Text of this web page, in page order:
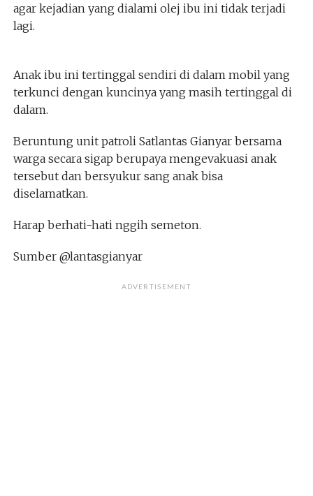
agar kejadian yang dialami olej ibu ini tidak terjadi
lagi.
Anak ibu ini tertinggal sendiri di dalam mobil yang
terkunci dengan kuncinya yang masih tertinggal di
dalam.
Beruntung unit patroli Satlantas Gianyar bersama
warga secara sigap berupaya mengevakuasi anak
tersebut dan bersyukur sang anak bisa
diselamatkan.
Harap berhati-hati nggih semeton.
Sumber @lantasgianyar
ADVERTISEMENT